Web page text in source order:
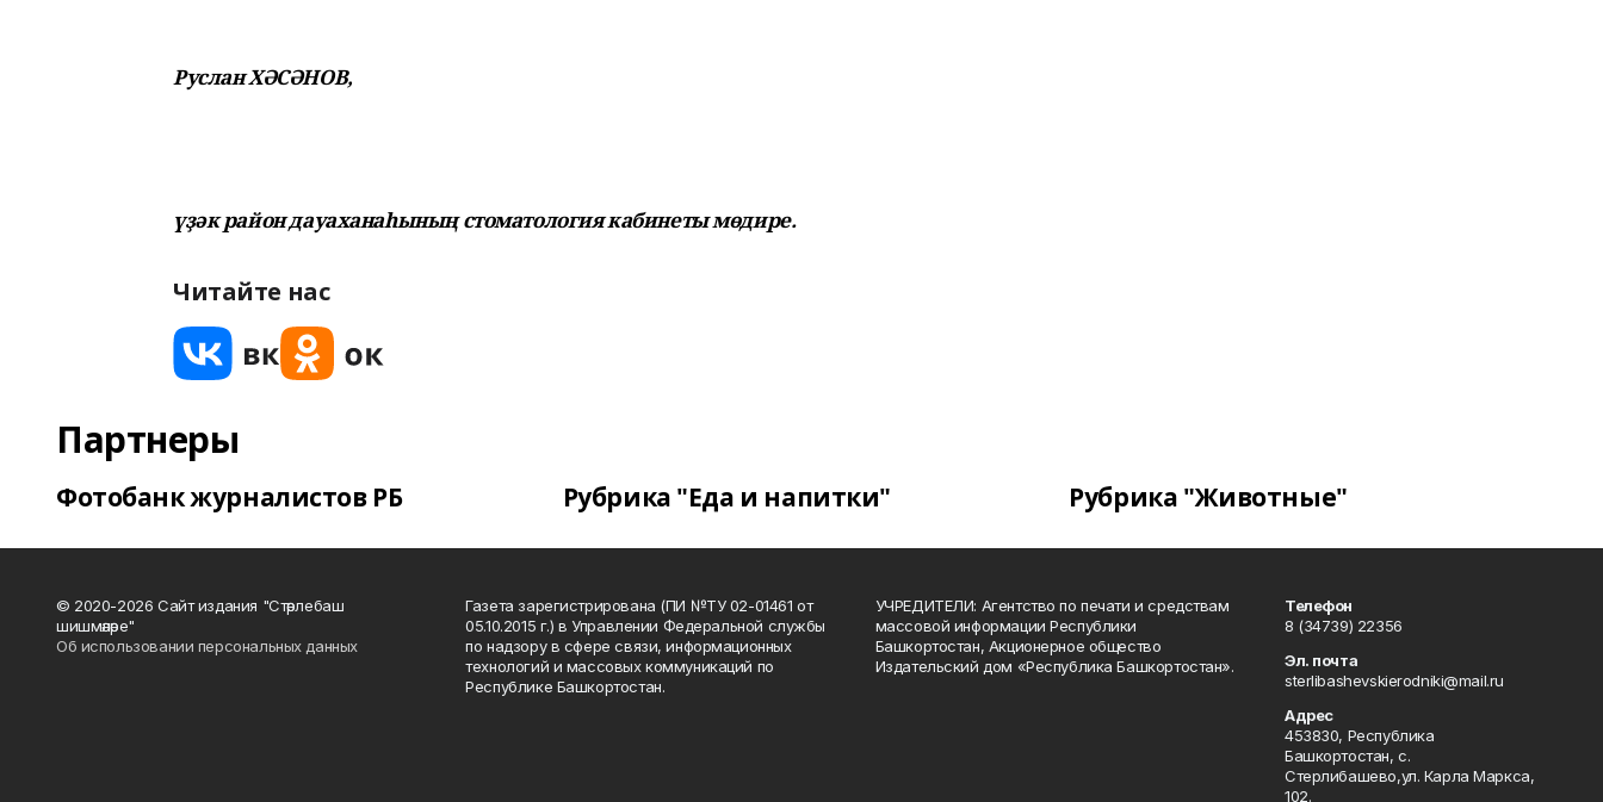
Руслан ХӘСӘНОВ,
үҙәк район дауаханаһының стоматологиякабинеты мөдире.
Читайте нас
Партнеры
Фотобанк журналистов РБ Рубрика "Еда и напитки" Рубрика "Животные"
© 2020-2026 Сайт издания "Стәрлебаш
шишмәләре"
Об использовании персональных данных
Газета зарегистрирована (ПИ №ТУ 02-01461 от
05.10.2015 г.) в Управлении Федеральной службы
по надзору в сфере связи, информационных
технологий и массовых коммуникаций по
Республике Башкортостан.
УЧРЕДИТЕЛИ: Агентство по печати и средствам
массовой информации Республики
Башкортостан, Акционерное общество
Издательский дом «Республика Башкортостан».
Телефон
8 (34739) 22356
Эл. почта
sterlibashevskierodniki@mail.ru
Адрес
453830, Республика
Башкортостан, c.
Стерлибашево,ул. Карла Маркса,
102.